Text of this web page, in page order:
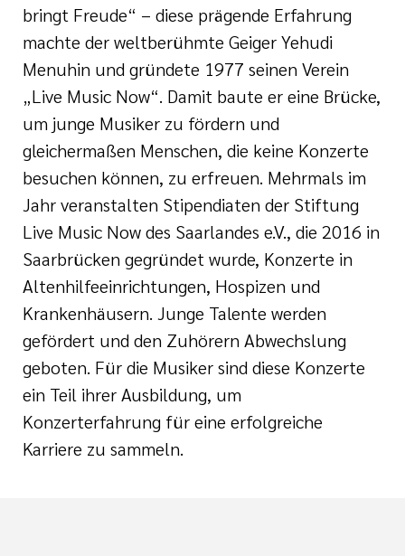
bringt Freude“ – diese prägende Erfahrung
machte der weltberühmte Geiger Yehudi
Menuhin und gründete 1977 seinen Verein
„Live Music Now“. Damit baute er eine Brücke,
um junge Musiker zu fördern und
gleichermaßen Menschen, die keine Konzerte
besuchen können, zu erfreuen. Mehrmals im
Jahr veranstalten Stipendiaten der Stiftung
Live Music Now des Saarlandes e.V., die 2016 in
Saarbrücken gegründet wurde, Konzerte in
Altenhilfeeinrichtungen, Hospizen und
Krankenhäusern. Junge Talente werden
gefördert und den Zuhörern Abwechslung
geboten. Für die Musiker sind diese Konzerte
ein Teil ihrer Ausbildung, um
Konzerterfahrung für eine erfolgreiche
Karriere zu sammeln.